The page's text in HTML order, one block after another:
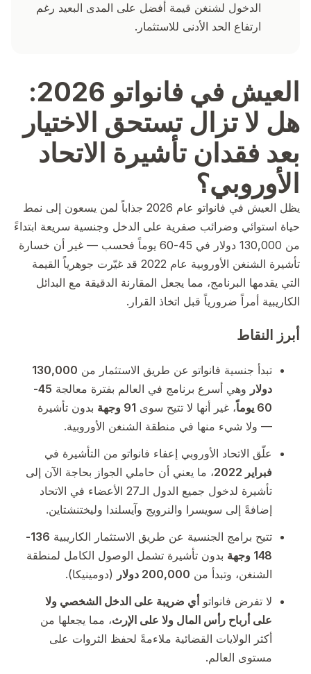
الدخول لشنغن قيمة أفضل على المدى البعيد رغم
ارتفاع الحد الأدنى للاستثمار.
العيش في فانواتو 2026:
هل لا تزال تستحق الاختيار
بعد فقدان تأشيرة الاتحاد
الأوروبي؟
يظل العيش في فانواتو عام 2026 جذاباً لمن يسعون إلى نمط
حياة استوائي وضرائب صفرية على الدخل وجنسية سريعة ابتداءً
من 130,000 دولار في 45-60 يوماً فحسب — غير أن خسارة
تأشيرة الشنغن الأوروبية عام 2022 قد غيّرت جوهرياً القيمة
التي يقدمها البرنامج، مما يجعل المقارنة الدقيقة مع البدائل
الكاريبية أمراً ضرورياً قبل اتخاذ القرار.
أبرز النقاط
تبدأ جنسية فانواتو عن طريق الاستثمار من 130,000
دولار وهي أسرع برنامج في العالم بفترة معالجة
45-
60 يوماً
، غير أنها لا تتيح سوى 91 وجهة
بدون تأشيرة
— ولا شيء منها في منطقة الشنغن الأوروبية.
علّق الاتحاد الأوروبي إعفاء فانواتو من التأشيرة في
فبراير 2022
، ما يعني أن حاملي الجواز بحاجة الآن إلى
تأشيرة لدخول جميع الدول الـ27 الأعضاء في الاتحاد
إضافةً إلى سويسرا والنرويج وآيسلندا وليختنشتاين.
تتيح برامج الجنسية عن طريق الاستثمار الكاريبية
136-
148 وجهة
بدون تأشيرة تشمل الوصول الكامل لمنطقة
الشنغن، وتبدأ من 200,000 دولار
(دومينيكا).
لا تفرض فانواتو أي ضريبة على الدخل الشخصي ولا
على أرباح رأس المال ولا على الإرث، مما يجعلها من
أكثر الولايات القضائية ملاءمةً لحفظ الثروات على
مستوى العالم.